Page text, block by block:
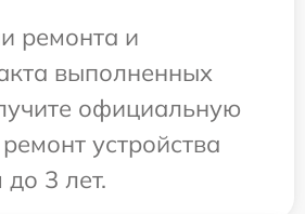
ремонта и
выполненных
официальную
устройства
3 лет.